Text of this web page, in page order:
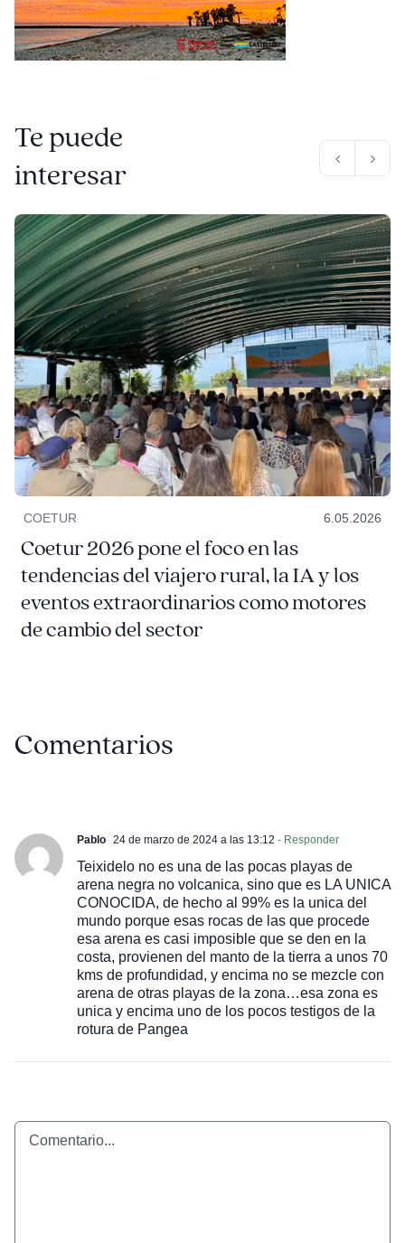
Te puede
interesar
COETUR 6.05.2026
Coetur 2026 pone el foco en las
tendencias del viajero rural, la IA y los
eventos extraordinarios como motores
de cambio del sector
Comentarios
Pablo 24 de marzo de 2024 a las 13:12 - Responder
Teixidelo no es una de las pocas playas de
arena negra no volcanica, sino que es LA UNICA
CONOCIDA, de hecho al 99% es la unica del
mundo porque esas rocas de las que procede
esa arena es casi imposible que se den en la
costa, provienen del manto de la tierra a unos 70
kms de profundidad, y encima no se mezcle con
arena de otras playas de la zona…esa zona es
unica y encima uno de los pocos testigos de la
rotura de Pangea
Comentario